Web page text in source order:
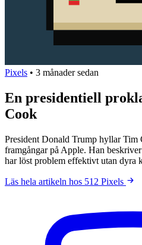
Pixels • 3 månader sedan
En presidentiell
Cook
President Donald Trump hyllar Tim
framgångar på Apple. Han
har löst problem effektivt utan dyra
Läs hela artikeln hos 512 Pixels